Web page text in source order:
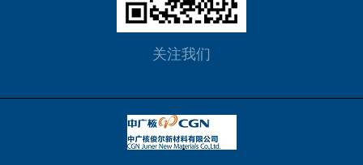
关注我们